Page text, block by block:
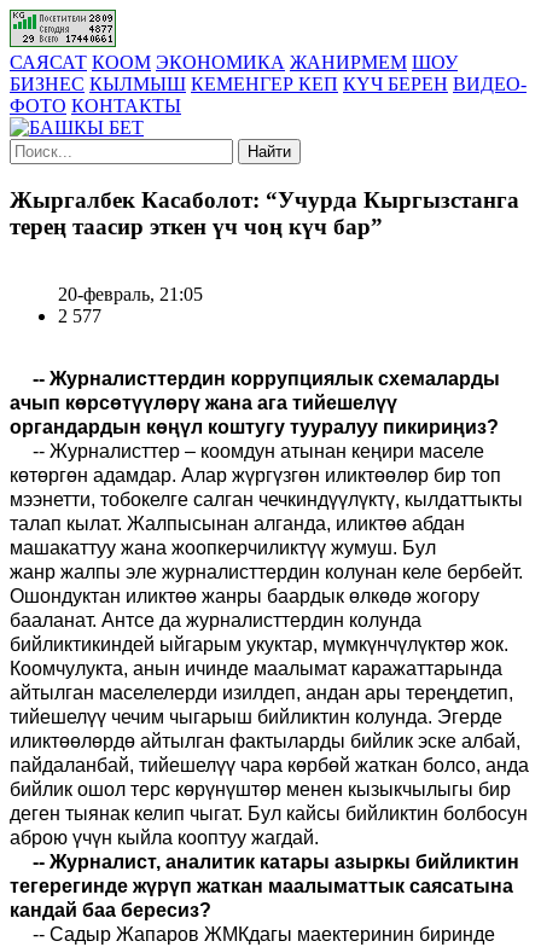
САЯСАТ КООМ ЭКОНОМИКА ЖАНИРМЕМ ШОУ
БИЗНЕС КЫЛМЫШ КЕМЕНГЕР КЕП КҮЧ БЕРЕН ВИДЕО-
ФОТО КОНТАКТЫ
Найти
Жыргалбек Касаболот: “Учурда Кыргызстанга
терең таасир эткен үч чоң күч бар”
20-февраль, 21:05
2 577
-- Журналисттердин коррупциялык схемаларды
ачып көрсөтүүлөрү жана ага тийешелүү
органдардын көңүл коштугу тууралуу пикириңиз?
-- Журналисттер – коомдун атынан кеңири маселе
көтөргөн адамдар. Алар жүргүзгөн иликтөөлөр бир топ
мээнетти, тобокелге салган чечкиндүүлүктү, кылдаттыкты
талап кылат. Жалпысынан алганда, иликтөө абдан
машакаттуу жана жоопкерчиликтүү жумуш. Бул
жанр жалпы эле журналисттердин колунан келе бербейт.
Ошондуктан иликтөө жанры баардык өлкөдө жогору
бааланат. Антсе да журналисттердин колунда
бийликтикиндей ыйгарым укуктар, мүмкүнчүлүктөр жок.
Коомчулукта, анын ичинде маалымат каражаттарында
айтылган маселелерди изилдеп, андан ары тереңдетип,
тийешелүү чечим чыгарыш бийликтин колунда. Эгерде
иликтөөлөрдө айтылган фактыларды бийлик эске албай,
пайдаланбай, тийешелүү чара көрбөй жаткан болсо, анда
бийлик ошол терс көрүнүштөр менен кызыкчылыгы бир
деген тыянак келип чыгат. Бул кайсы бийликтин болбосун
аброю үчүн кыйла кооптуу жагдай.
-- Журналист, аналитик катары азыркы бийликтин
тегерегинде жүрүп жаткан маалыматтык саясатына
кандай баа бересиз?
-- Садыр Жапаров ЖМКдагы маектеринин биринде